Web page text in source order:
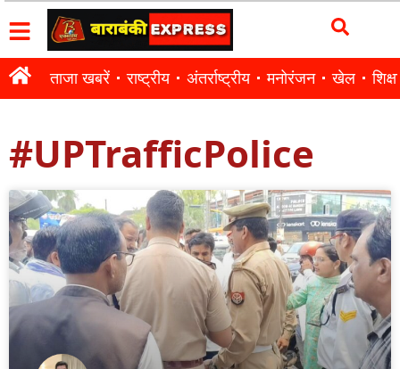
ताजा खबरें राष्ट्रीय अंतर्राष्ट्रीय मनोरंजन खेल शिक्षा
#UPTrafficPolice